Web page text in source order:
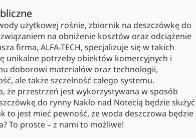
użytkowej rośnie, zbiornik na deszczówkę do
na obniżenie kosztów oraz odciążenie
firma, ALFA-TECH, specjalizuje się w takich
unikalne potrzeby obiektów komercyjnych i
doborowi materiałów oraz technologii,
ale także szczelność całego systemu.
że przestrzeń jest wykorzystywana w sposób
do rynny Nakło nad Notecią będzie służyć
to jest mieć pewność, że woda deszczowa będzie
To proste – z nami to możliwe!